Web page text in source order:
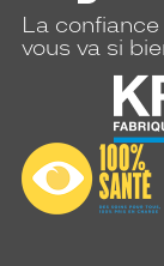
La confiance
vous va si